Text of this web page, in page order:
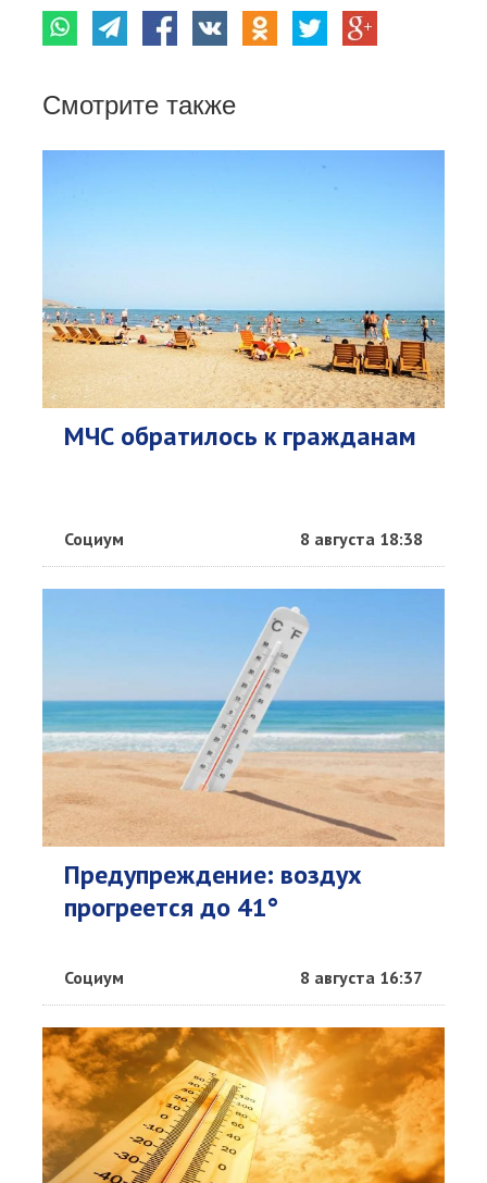
Смотрите также
МЧС обратилось к гражданам
Социум 8 августа 18:38
Предупреждение: воздух
прогреется до 41°
Социум 8 августа 16:37